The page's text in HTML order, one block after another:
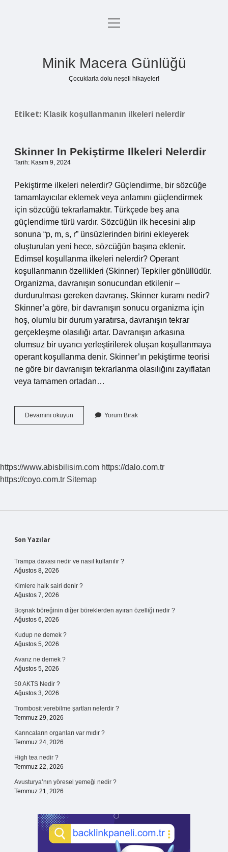
Anasayfa
menüyü
Minik Macera Günlüğü
Çocuklarla dolu neşeli hikayeler!
Etiket: Klasik koşullanmanın ilkeleri nelerdir
Skinner In Pekiştirme Ilkeleri Nelerdir
Tarih: Kasım 9, 2024
Pekiştirme ilkeleri nelerdir? Güçlendirme, bir sözcüğe
tamamlayıcılar eklemek veya anlamını güçlendirmek
için sözcüğü tekrarlamaktır. Türkçede beş ana
güçlendirme türü vardır. Sözcüğün ilk hecesini alıp
sonuna “p, m, s, r” ünsüzlerinden birini ekleyerek
oluşturulan yeni hece, sözcüğün başına eklenir.
Edimsel koşullanma ilkeleri nelerdir? Operant
koşullanmanın özellikleri (Skinner) Tepkiler gönüllüdür.
Organizma, davranışın sonucundan etkilenir –
durdurulması gereken davranış. Skinner kuramı nedir?
Skinner’a göre, bir davranışın sonucu organizma için
hoş, olumlu bir durum yaratırsa, davranışın tekrar
gerçekleşme olasılığı artar. Davranışın arkasına
olumsuz bir uyarıcı yerleştirilerek oluşan koşullanmaya
operant koşullanma denir. Skinner’ın pekiştirme teorisi
ne göre bir davranışın tekrarlanma olasılığını zayıflatan
veya tamamen ortadan…
Devamını okuyun
In
Yorum Bırak
https://www.abisbilisim.com https://dalo.com.tr
https://coyo.com.tr Sitemap
Sidebar
Son Yazılar
Trampa davası nedir ve nasıl kullanılır ?
Ağustos 8, 2026
Kimlere halk sairi denir ?
Ağustos 7, 2026
Boşnak böreğinin diğer böreklerden ayıran özelliği nedir ?
Ağustos 6, 2026
Kudup ne demek ?
Ağustos 5, 2026
Avarız ne demek ?
Ağustos 5, 2026
50 AKTS Nedir ?
Ağustos 3, 2026
Trombosit verebilme şartları nelerdir ?
Temmuz 29, 2026
Karıncaların organları var mıdır ?
Temmuz 24, 2026
High tea nedir ?
Temmuz 22, 2026
Avusturya’nın yöresel yemeği nedir ?
Temmuz 21, 2026